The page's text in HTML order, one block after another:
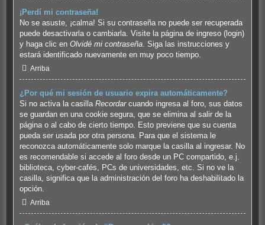
¡Perdí mi contraseña!
No se asuste, ¡calma! Si su contraseña no puede ser recuperada
puede desactivarla o cambiarla. Visite la página de ingreso (login)
y haga clic en Olvidé mi contraseña. Siga las instrucciones y
estará identificado nuevamente en muy poco tiempo.
Arriba
¿Por qué mi sesión de usuario expira automáticamente?
Si no activa la casilla Recordarcuando ingresa al foro, sus datos
se guardan en una cookie segura, que se elimina al salir de la
página o al cabo de cierto tiempo. Esto previene que su cuenta
pueda ser usada por otra persona. Para que el sistema le
reconozca automáticamente solo marque la casilla al ingresar. No
es recomendable si accede al foro desde un PC compartido, e.j.
biblioteca, cyber-cafés, PCs de universidades, etc. Si no ve la
casilla, significa que la administración del foro ha deshabilitado la
opción.
Arriba